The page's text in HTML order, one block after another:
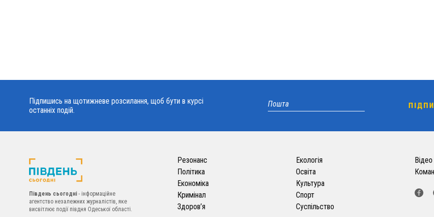
Підпишись на щотижневе розсилання, щоб бути в курсі
останніх подій.
Південь сьогодні - інформаційне
агентство незалежних журналістів, яке
висвітлює події півдня Одеської області.
Резонанс
Політика
Економіка
Кримінал
Здоров’я
Екологія
Освіта
Культура
Спорт
Суспільство
Відео